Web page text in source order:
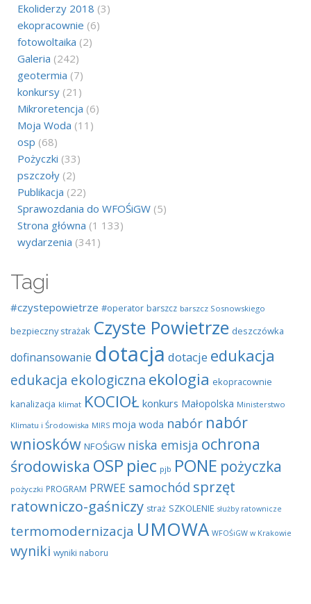
Ekoliderzy 2018 (3)
ekopracownie (6)
fotowoltaika (2)
Galeria (242)
geotermia (7)
konkursy (21)
Mikroretencja (6)
Moja Woda (11)
osp (68)
Pożyczki (33)
pszczoły (2)
Publikacja (22)
Sprawozdania do WFOŚiGW (5)
Strona główna (1 133)
wydarzenia (341)
Tagi
#czystepowietrze #operator barszcz barszcz Sosnowskiego
bezpieczny strażak Czyste Powietrze deszczówka
dofinansowanie dotacja dotacje edukacja
edukacja ekologiczna ekologia ekopracownie
kanalizacja klimat KOCIOŁ konkurs Małopolska Ministerstwo
Klimatu i Środowiska MIRS moja woda nabór nabór
wniosków NFOŚiGW niska emisja ochrona
środowiska OSP piec pjb PONE pożyczka
pożyczki PROGRAM PRWEE samochód sprzęt
ratowniczo-gaśniczy straż SZKOLENIE służby ratownicze
termomodernizacja UMOWA WFOŚiGW w Krakowie
wyniki wyniki naboru